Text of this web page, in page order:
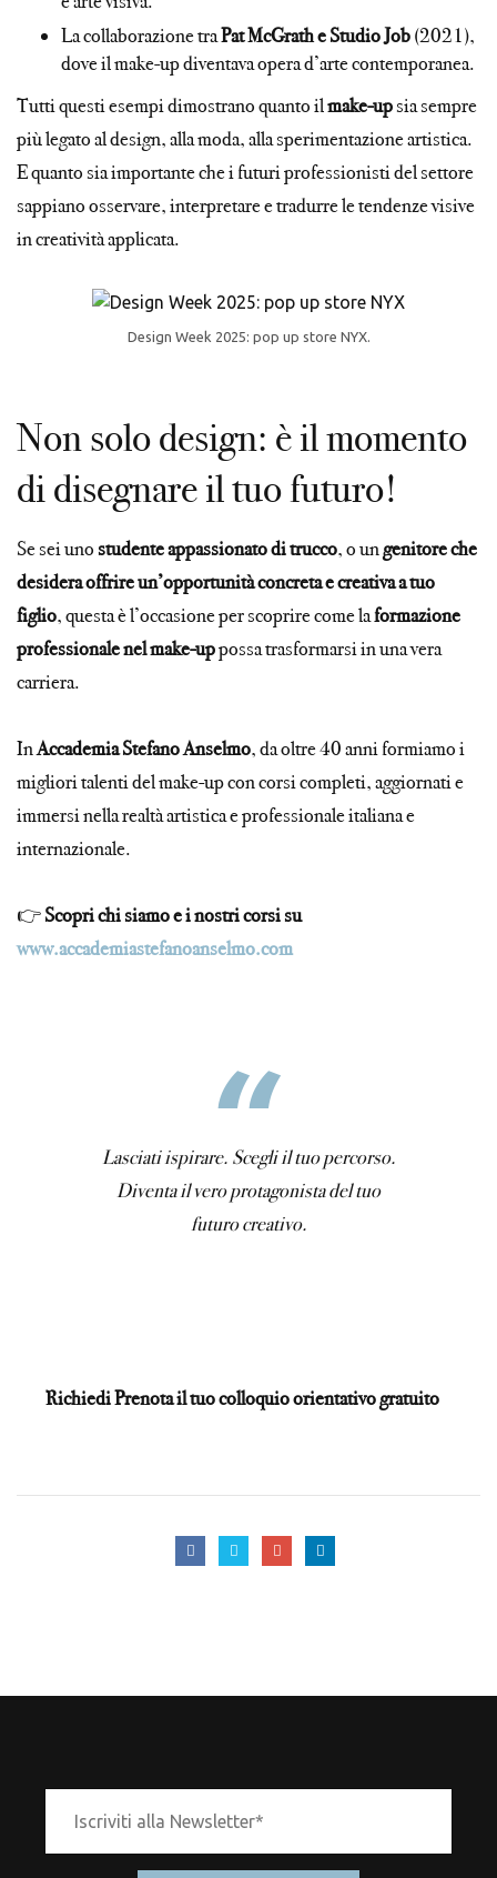
La collaborazione traPat McGrath e Studio Job(2021),
dove il make-up diventava opera d’arte contemporanea.
Tutti questi esempi dimostrano quanto ilmake-upsia sempre
più legato al design, alla moda, alla sperimentazione artistica.
E quanto sia importante che i futuri professionisti del settore
sappiano osservare, interpretare e tradurre le tendenze visive
in creatività applicata.
Design Week 2025: pop up store NYX.
Non solo design: è il momento
di disegnare il tuo futuro!
Se sei unostudente appassionato di trucco, o ungenitore che
desidera offrire un’opportunità concreta e creativa a tuo
figlio, questa è l’occasione per scoprire come laformazione
professionale nel make-uppossa trasformarsi in una vera
carriera.
InAccademia Stefano Anselmo, da oltre 40 anni formiamo i
migliori talenti del make-up con corsi completi, aggiornati e
immersi nella realtà artistica e professionale italiana e
internazionale.
👉Scopri chi siamo e i nostri corsi su
www.accademiastefanoanselmo.com
Lasciati ispirare. Scegli il tuo percorso.
Diventa il vero protagonista del tuo
futuro creativo.
Richiedi Prenota il tuo colloquio orientativo gratuito